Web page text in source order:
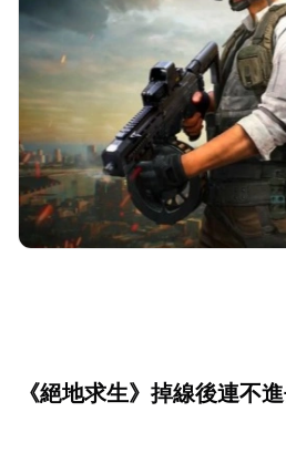
《絕地求生》掉線後連不